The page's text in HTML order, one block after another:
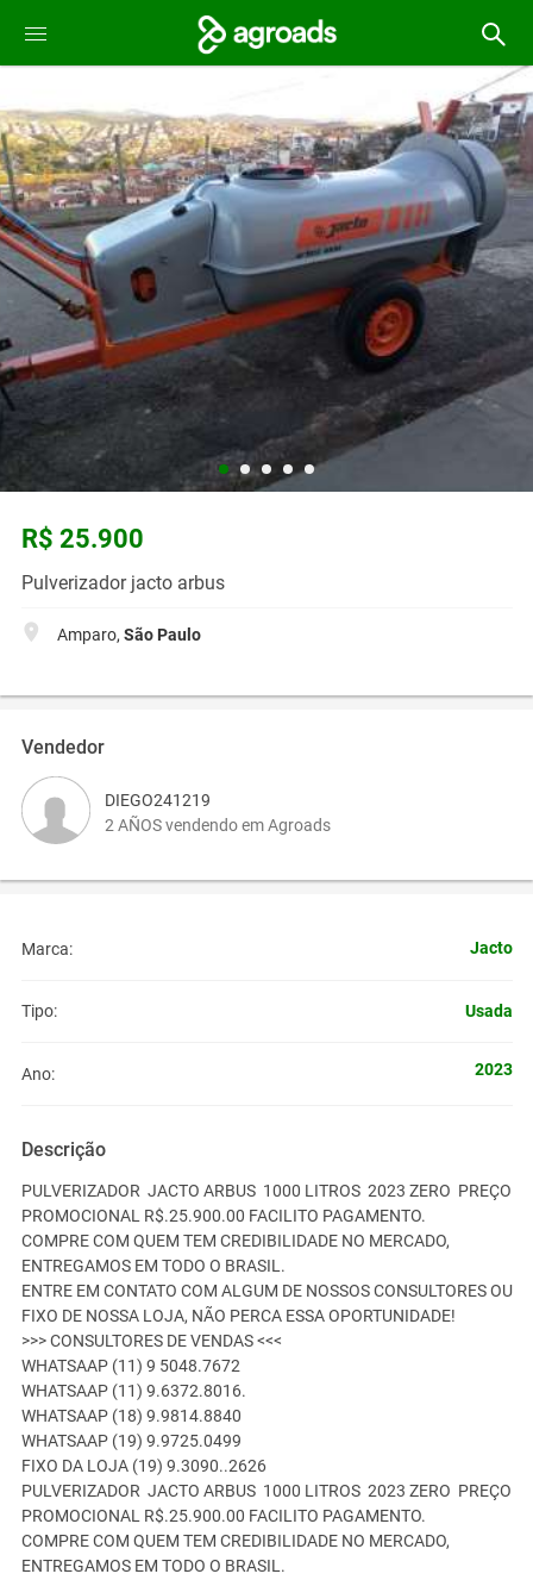
R$ 25.900
Pulverizador jacto arbus
Amparo, São Paulo
Vendedor
DIEGO241219
2 AÑOS vendendo em Agroads
Marca: Jacto
Tipo: Usada
Ano: 2023
Descrição
PULVERIZADOR JACTO ARBUS 1000 LITROS 2023 ZERO PREÇO
PROMOCIONAL R$.25.900.00 FACILITO PAGAMENTO.
COMPRE COM QUEM TEM CREDIBILIDADE NO MERCADO,
ENTREGAMOS EM TODO O BRASIL.
ENTRE EM CONTATO COM ALGUM DE NOSSOS CONSULTORES OU
FIXO DE NOSSA LOJA, NÃO PERCA ESSA OPORTUNIDADE!
>>> CONSULTORES DE VENDAS <<<
WHATSAAP (11) 9 5048.7672
WHATSAAP (11) 9.6372.8016.
WHATSAAP (18) 9.9814.8840
WHATSAAP (19) 9.9725.0499
FIXO DA LOJA (19) 9.3090..2626
PULVERIZADOR JACTO ARBUS 1000 LITROS 2023 ZERO PREÇO
PROMOCIONAL R$.25.900.00 FACILITO PAGAMENTO.
COMPRE COM QUEM TEM CREDIBILIDADE NO MERCADO,
ENTREGAMOS EM TODO O BRASIL.